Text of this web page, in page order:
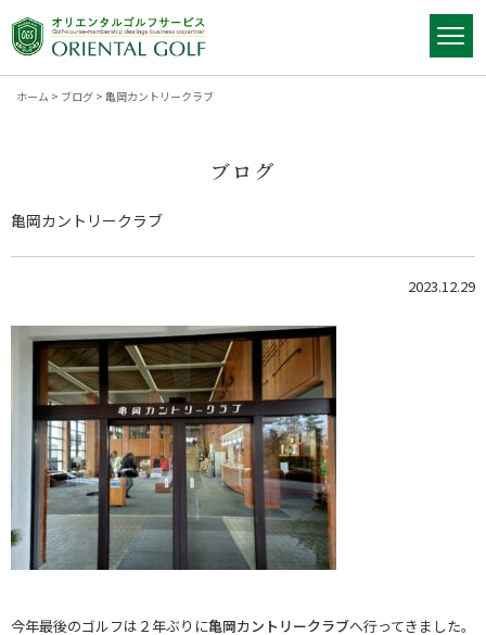
ホーム > ブログ > 亀岡カントリークラブ
ブログ
亀岡カントリークラブ
2023.12.29
今年最後のゴルフは２年ぶりに亀岡カントリークラブへ行ってきました。